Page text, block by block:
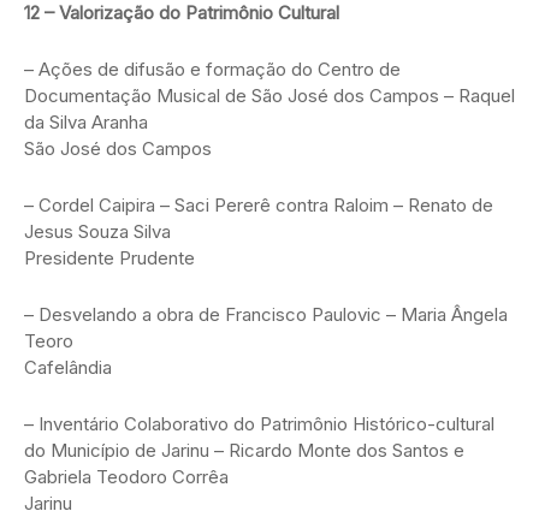
12 – Valorização do Patrimônio Cultural
– Ações de difusão e formação do Centro de
Documentação Musical de São José dos Campos – Raquel
da Silva Aranha
São José dos Campos
– Cordel Caipira – Saci Pererê contra Raloim – Renato de
Jesus Souza Silva
Presidente Prudente
– Desvelando a obra de Francisco Paulovic – Maria Ângela
Teoro
Cafelândia
– Inventário Colaborativo do Patrimônio Histórico-cultural
do Município de Jarinu – Ricardo Monte dos Santos e
Gabriela Teodoro Corrêa
Jarinu